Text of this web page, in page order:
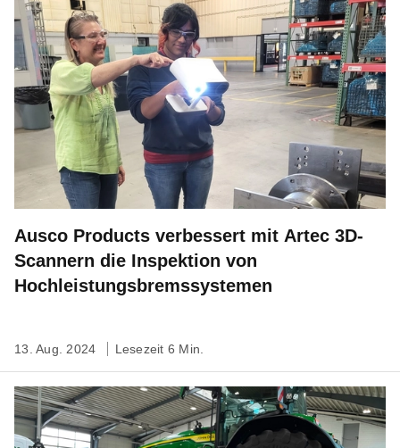
Ausco Products verbessert mit Artec 3D-
Scannern die Inspektion von
Hochleistungsbremssystemen
13. Aug. 2024 Lesezeit 6 Min.